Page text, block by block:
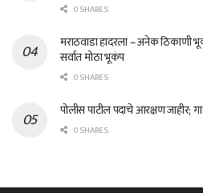
0 SHARES
मराठवाडा हादरला – अनेक ठिकाणी
सर्वात मोठा भूकंप
0 SHARES
पोलीस पाटील पदाचे आरक्षण जाहीर;
0 SHARES